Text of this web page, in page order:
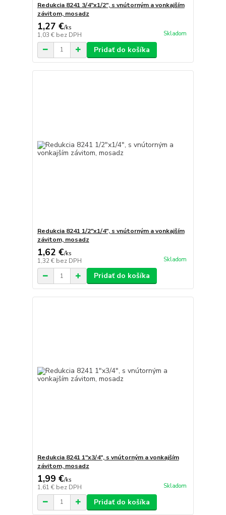
Redukcia 8241 3/4"x1/2", s vnútorným a vonkajším
závitom, mosadz
1,27 €/ks
1,03 € bez DPH Skladom
Pridať do košíka
Redukcia 8241 1/2"x1/4", s vnútorným a vonkajším
závitom, mosadz
1,62 €/ks
1,32 € bez DPH Skladom
Pridať do košíka
Redukcia 8241 1"x3/4", s vnútorným a vonkajším
závitom, mosadz
1,99 €/ks
1,61 € bez DPH Skladom
Pridať do košíka